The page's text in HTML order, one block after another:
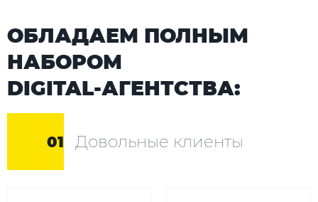
ОБЛАДАЕМ ПОЛНЫМ
НАБОРОМ
DIGITAL-АГЕНТСТВА:
01 Довольные клиенты